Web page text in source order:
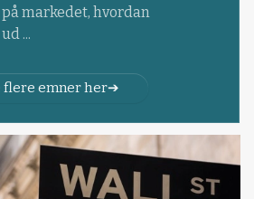
markedet, hvordan
...
flere emner her